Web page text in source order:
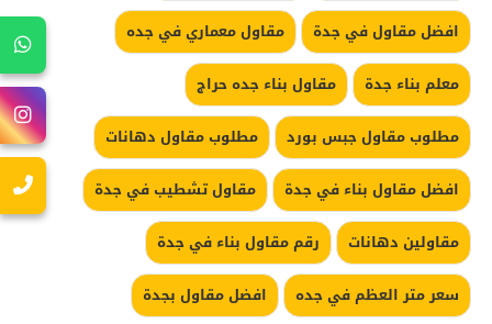
افضل مقاول في جدة
مقاول معماري في جده
معلم بناء جدة
مقاول بناء جده حراج
مطلوب مقاول جبس بورد
مطلوب مقاول دهانات
افضل مقاول بناء في جدة
مقاول تشطيب في جدة
مقاولين دهانات
رقم مقاول بناء في جدة
سعر متر العظم في جده
افضل مقاول بجدة